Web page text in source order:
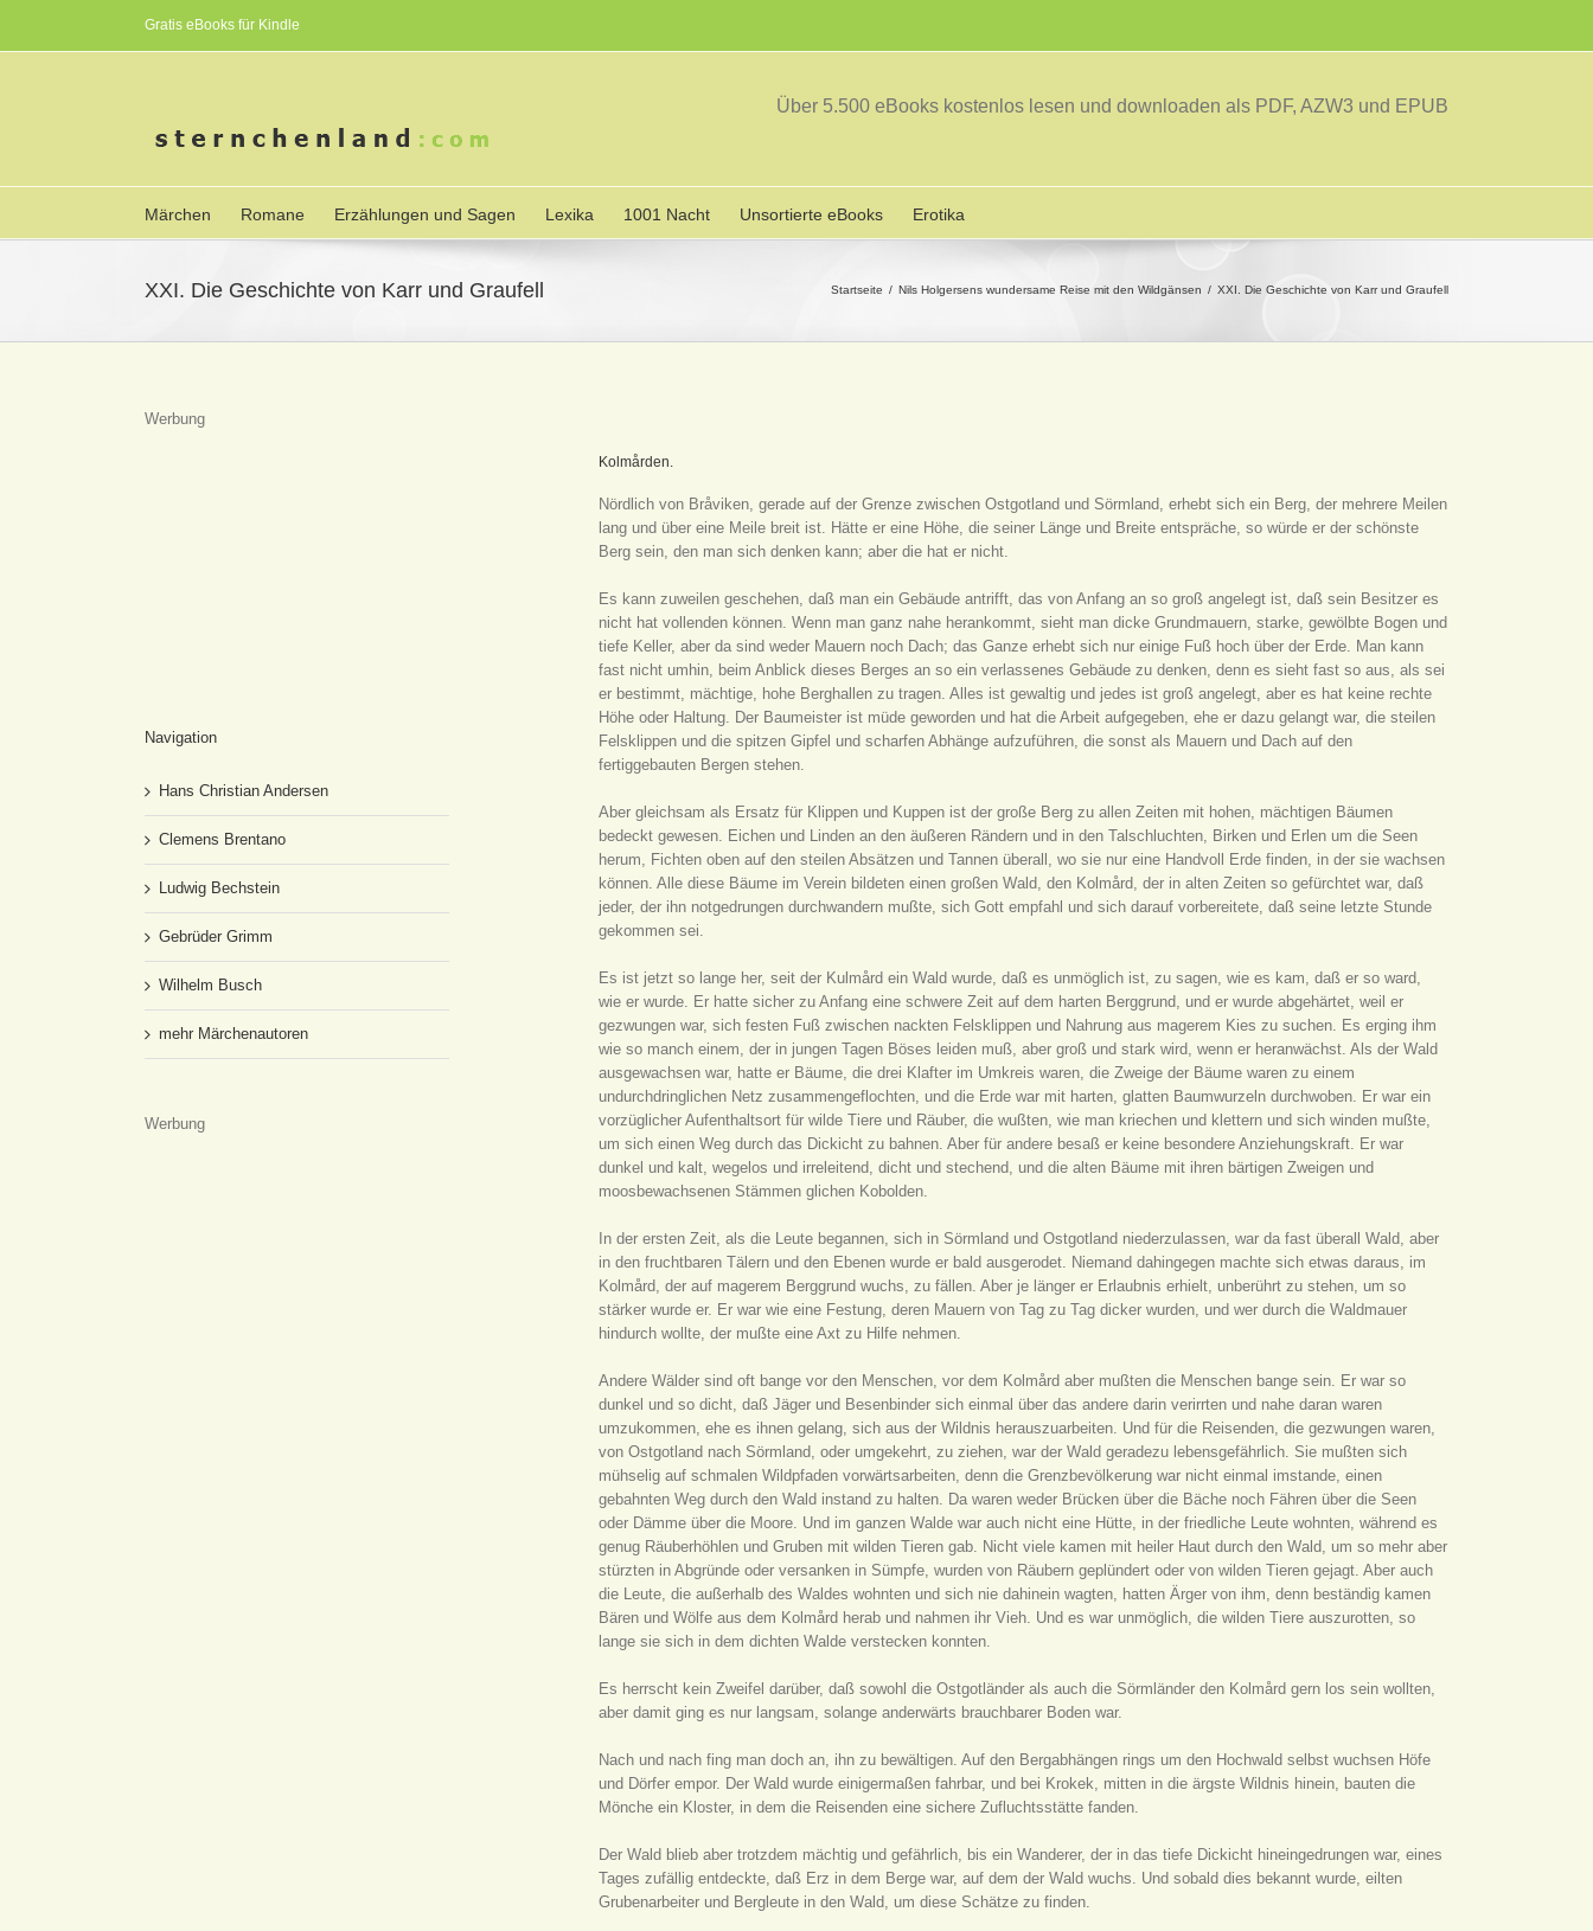
Gratis eBooks für Kindle
Über 5.500 eBooks kostenlos lesen und downloaden als PDF, AZW3 und EPUB
Märchen Romane Erzählungen und Sagen Lexika 1001 Nacht Unsortierte eBooks Erotika
XXI. Die Geschichte von Karr und Graufell Startseite Nils Holgersens wundersame Reise mit den Wildgänsen XXI. Die Geschichte von Karr und Graufell
Kolmården.
Nördlich von Bråviken, gerade auf der Grenze zwischen Ostgotland und Sörmland, erhebt sich ein Berg, der mehrere Meilen
lang und über eine Meile breit ist. Hätte er eine Höhe, die seiner Länge und Breite entspräche, so würde er der schönste
Berg sein, den man sich denken kann; aber die hat er nicht.
Es kann zuweilen geschehen, daß man ein Gebäude antrifft, das von Anfang an so groß angelegt ist, daß sein Besitzer es
nicht hat vollenden können. Wenn man ganz nahe herankommt, sieht man dicke Grundmauern, starke, gewölbte Bogen und
tiefe Keller, aber da sind weder Mauern noch Dach; das Ganze erhebt sich nur einige Fuß hoch über der Erde. Man kann
fast nicht umhin, beim Anblick dieses Berges an so ein verlassenes Gebäude zu denken, denn es sieht fast so aus, als sei
er bestimmt, mächtige, hohe Berghallen zu tragen. Alles ist gewaltig und jedes ist groß angelegt, aber es hat keine rechte
Höhe oder Haltung. Der Baumeister ist müde geworden und hat die Arbeit aufgegeben, ehe er dazu gelangt war, die steilen
Felsklippen und die spitzen Gipfel und scharfen Abhänge aufzuführen, die sonst als Mauern und Dach auf den
fertiggebauten Bergen stehen.
Aber gleichsam als Ersatz für Klippen und Kuppen ist der große Berg zu allen Zeiten mit hohen, mächtigen Bäumen
bedeckt gewesen. Eichen und Linden an den äußeren Rändern und in den Talschluchten, Birken und Erlen um die Seen
herum, Fichten oben auf den steilen Absätzen und Tannen überall, wo sie nur eine Handvoll Erde finden, in der sie wachsen
können. Alle diese Bäume im Verein bildeten einen großen Wald, den Kolmård, der in alten Zeiten so gefürchtet war, daß
jeder, der ihn notgedrungen durchwandern mußte, sich Gott empfahl und sich darauf vorbereitete, daß seine letzte Stunde
gekommen sei.
Es ist jetzt so lange her, seit der Kulmård ein Wald wurde, daß es unmöglich ist, zu sagen, wie es kam, daß er so ward,
wie er wurde. Er hatte sicher zu Anfang eine schwere Zeit auf dem harten Berggrund, und er wurde abgehärtet, weil er
gezwungen war, sich festen Fuß zwischen nackten Felsklippen und Nahrung aus magerem Kies zu suchen. Es erging ihm
wie so manch einem, der in jungen Tagen Böses leiden muß, aber groß und stark wird, wenn er heranwächst. Als der Wald
ausgewachsen war, hatte er Bäume, die drei Klafter im Umkreis waren, die Zweige der Bäume waren zu einem
undurchdringlichen Netz zusammengeflochten, und die Erde war mit harten, glatten Baumwurzeln durchwoben. Er war ein
vorzüglicher Aufenthaltsort für wilde Tiere und Räuber, die wußten, wie man kriechen und klettern und sich winden mußte,
um sich einen Weg durch das Dickicht zu bahnen. Aber für andere besaß er keine besondere Anziehungskraft. Er war
dunkel und kalt, wegelos und irreleitend, dicht und stechend, und die alten Bäume mit ihren bärtigen Zweigen und
moosbewachsenen Stämmen glichen Kobolden.
In der ersten Zeit, als die Leute begannen, sich in Sörmland und Ostgotland niederzulassen, war da fast überall Wald, aber
in den fruchtbaren Tälern und den Ebenen wurde er bald ausgerodet. Niemand dahingegen machte sich etwas daraus, im
Kolmård, der auf magerem Berggrund wuchs, zu fällen. Aber je länger er Erlaubnis erhielt, unberührt zu stehen, um so
stärker wurde er. Er war wie eine Festung, deren Mauern von Tag zu Tag dicker wurden, und wer durch die Waldmauer
hindurch wollte, der mußte eine Axt zu Hilfe nehmen.
Andere Wälder sind oft bange vor den Menschen, vor dem Kolmård aber mußten die Menschen bange sein. Er war so
dunkel und so dicht, daß Jäger und Besenbinder sich einmal über das andere darin verirrten und nahe daran waren
umzukommen, ehe es ihnen gelang, sich aus der Wildnis herauszuarbeiten. Und für die Reisenden, die gezwungen waren,
von Ostgotland nach Sörmland, oder umgekehrt, zu ziehen, war der Wald geradezu lebensgefährlich. Sie mußten sich
mühselig auf schmalen Wildpfaden vorwärtsarbeiten, denn die Grenzbevölkerung war nicht einmal imstande, einen
gebahnten Weg durch den Wald instand zu halten. Da waren weder Brücken über die Bäche noch Fähren über die Seen
oder Dämme über die Moore. Und im ganzen Walde war auch nicht eine Hütte, in der friedliche Leute wohnten, während es
genug Räuberhöhlen und Gruben mit wilden Tieren gab. Nicht viele kamen mit heiler Haut durch den Wald, um so mehr aber
stürzten in Abgründe oder versanken in Sümpfe, wurden von Räubern geplündert oder von wilden Tieren gejagt. Aber auch
die Leute, die außerhalb des Waldes wohnten und sich nie dahinein wagten, hatten Ärger von ihm, denn beständig kamen
Bären und Wölfe aus dem Kolmård herab und nahmen ihr Vieh. Und es war unmöglich, die wilden Tiere auszurotten, so
lange sie sich in dem dichten Walde verstecken konnten.
Es herrscht kein Zweifel darüber, daß sowohl die Ostgotländer als auch die Sörmländer den Kolmård gern los sein wollten,
aber damit ging es nur langsam, solange anderwärts brauchbarer Boden war.
Nach und nach fing man doch an, ihn zu bewältigen. Auf den Bergabhängen rings um den Hochwald selbst wuchsen Höfe
und Dörfer empor. Der Wald wurde einigermaßen fahrbar, und bei Krokek, mitten in die ärgste Wildnis hinein, bauten die
Mönche ein Kloster, in dem die Reisenden eine sichere Zufluchtsstätte fanden.
Der Wald blieb aber trotzdem mächtig und gefährlich, bis ein Wanderer, der in das tiefe Dickicht hineingedrungen war, eines
Tages zufällig entdeckte, daß Erz in dem Berge war, auf dem der Wald wuchs. Und sobald dies bekannt wurde, eilten
Grubenarbeiter und Bergleute in den Wald, um diese Schätze zu finden.
Werbung
Navigation
Hans Christian Andersen
Clemens Brentano
Ludwig Bechstein
Gebrüder Grimm
Wilhelm Busch
mehr Märchenautoren
Werbung